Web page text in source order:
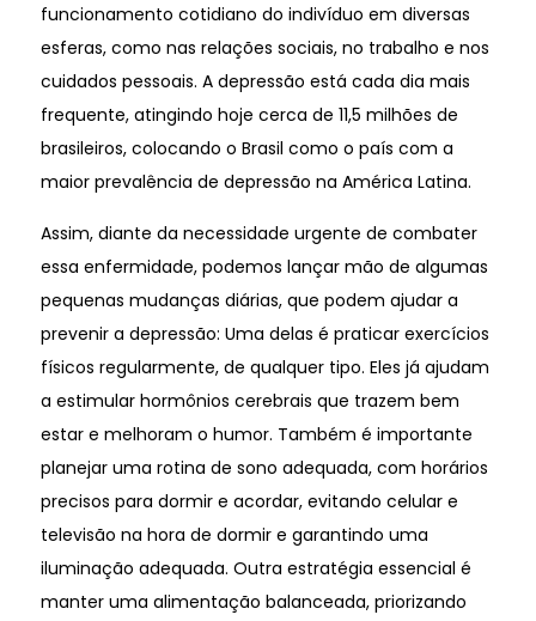
funcionamento cotidiano do indivíduo em diversas
esferas, como nas relações sociais, no trabalho e nos
cuidados pessoais. A depressão está cada dia mais
frequente, atingindo hoje cerca de 11,5 milhões de
brasileiros, colocando o Brasil como o país com a
maior prevalência de depressão na América Latina.
Assim, diante da necessidade urgente de combater
essa enfermidade, podemos lançar mão de algumas
pequenas mudanças diárias, que podem ajudar a
prevenir a depressão: Uma delas é praticar exercícios
físicos regularmente, de qualquer tipo. Eles já ajudam
a estimular hormônios cerebrais que trazem bem
estar e melhoram o humor. Também é importante
planejar uma rotina de sono adequada, com horários
precisos para dormir e acordar, evitando celular e
televisão na hora de dormir e garantindo uma
iluminação adequada. Outra estratégia essencial é
manter uma alimentação balanceada,priorizando